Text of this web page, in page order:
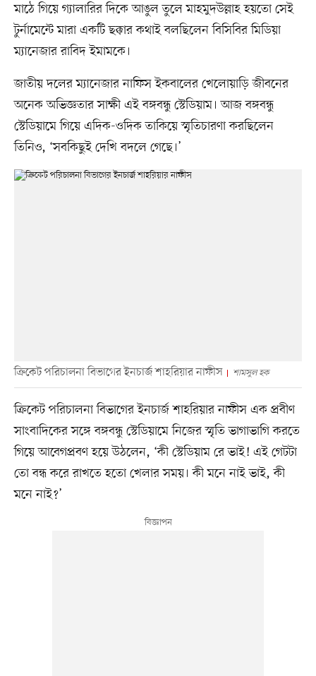
মাঠে গিয়ে গ্যালারির দিকে আঙুল তুলে মাহমুদউল্লাহ হয়তো সেই
টুর্নামেন্টে মারা একটি ছক্কার কথাই বলছিলেন বিসিবির মিডিয়া
ম্যানেজার রাবিদ ইমামকে।
জাতীয় দলের ম্যানেজার নাফিস ইকবালের খেলোয়াড়ি জীবনের
অনেক অভিজ্ঞতার সাক্ষী এই বঙ্গবন্ধু স্টেডিয়াম। আজ বঙ্গবন্ধু
স্টেডিয়ামে গিয়ে এদিক-ওদিক তাকিয়ে স্মৃতিচারণা করছিলেন
তিনিও, ‘সবকিছুই দেখি বদলে গেছে।’
ক্রিকেট পরিচালনা বিভাগের ইনচার্জ শাহরিয়ার নাফীস শামসুল হক
ক্রিকেট পরিচালনা বিভাগের ইনচার্জ শাহরিয়ার নাফীস এক প্রবীণ
সাংবাদিকের সঙ্গে বঙ্গবন্ধু স্টেডিয়ামে নিজের স্মৃতি ভাগাভাগি করতে
গিয়ে আবেগপ্রবণ হয়ে উঠলেন, ‘কী স্টেডিয়াম রে ভাই! এই গেটটা
তো বন্ধ করে রাখতে হতো খেলার সময়। কী মনে নাই ভাই, কী
মনে নাই?’